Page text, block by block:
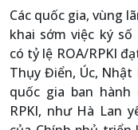
Các quốc gia, vùng
khai sớm việc ký số
có tỷ lệ ROA/RPKI
Thụy Điển, Úc,
quốc gia ban
RPKI, như Hà Lan